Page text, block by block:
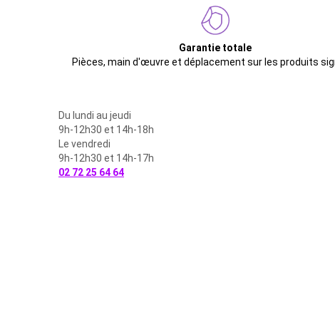
Garantie totale
Pièces, main d'œuvre et déplacement sur les produits
Du lundi au jeudi
9h-12h30 et 14h-18h
Le vendredi
9h-12h30 et 14h-17h
02 72 25 64 64